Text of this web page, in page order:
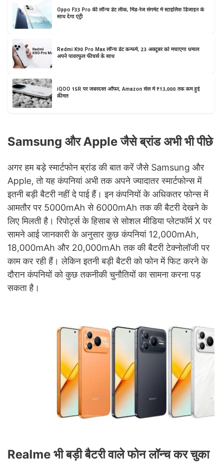
Oppo F33 Pro की लॉन्च डेट लीक, मिड-रेंज सेगमेंट में स्टाइलिश डिजाइन के
साथ देगा एंट्री
Redmi K90 Pro Max लॉन्च डेट कन्फर्म, 23 अक्टूबर को मचाएगा धमाल
अपने पावरफुल फीचर्स के साथ
iQOO 15R पर जबरदस्त ऑफर, Amazon सेल में ₹13,000 तक कम हुई
कीमत
Samsung और Apple जैसे ब्रांड अभी भी पीछे
अगर हम बड़े स्मार्टफोन ब्रांड की बात करें जैसे Samsung और
Apple, तो यह कंपनियां अभी तक अपने ज्यादातर स्मार्टफोन्स में
इतनी बड़ी बैटरी नहीं दे पाई हैं। इन कंपनियों के अधिकतर फोन्स में
आमतौर पर 5000mAh से 6000mAh तक की बैटरी देखने के
लिए मिलती है। रिपोर्ट्स के हिसाब से सोशल मीडिया प्लेटफॉर्म X पर
सामने आई जानकारी के अनुसार कुछ कंपनियां 12,000mAh,
18,000mAh और 20,000mAh तक की बैटरी टेक्नोलॉजी पर
काम कर रही हैं। लेकिन इतनी बड़ी बैटरी को फोन में फिट करने के
दौरान कंपनियों को कुछ तकनीकी चुनौतियों का सामना करना पड़
सकता है।
Realme भी बड़ी बैटरी वाले फोन लॉन्च कर चुका